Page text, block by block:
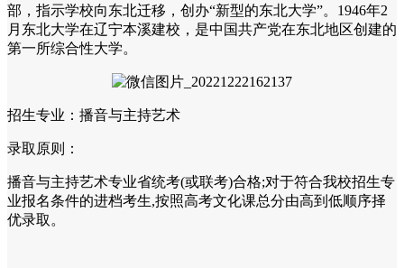
部，指示学校向东北迁移，创办“新型的东北大学”。1946年2
月东北大学在辽宁本溪建校，是中国共产党在东北地区创建的
第一所综合性大学。
招生专业：播音与主持艺术
录取原则：
播音与主持艺术专业省统考(或联考)合格;对于符合我校招生专
业报名条件的进档考生,按照高考文化课总分由高到低顺序择
优录取。